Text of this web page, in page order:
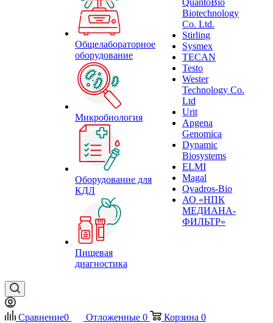
Общелабораторное
оборудование
Микробиология
Оборудование для
КДЛ
Пищевая
диагностика
QuantoBio
Biotechnology
Co. Ltd.
Stirling
Sysmex
TECAN
Testo
Wester
Technology Co.
Ltd
Urit
Apgena
Genomica
Dynamic
Biosystems
ELMI
Magal
Qvadros-Bio
АО «НПК
МЕДИАНА-
ФИЛЬТР»
Сравнение0 Отложенные 0 Корзина 0